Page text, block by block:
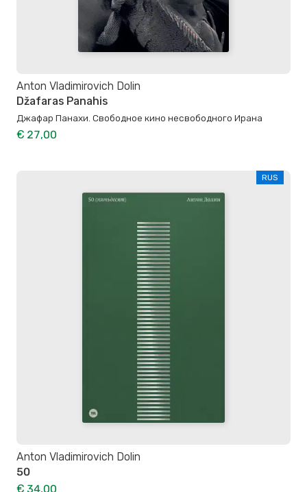
Anton Vladimirovich Dolin
Džafaras Panahis
Джафар Панахи. Свободное кино несвободного Ирана
€ 27,00
RUS
Anton Vladimirovich Dolin
50
€ 34,00